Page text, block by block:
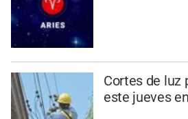
Cortes de luz
este jueves